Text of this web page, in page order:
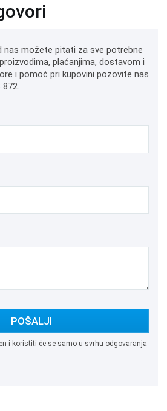
možete pitati za sve potrebne
plaćanjima, dostavom i
i pomoć pri kupovini pozovite nas
POŠALJI
i koristiti će se samo u svrhu odgovaranja